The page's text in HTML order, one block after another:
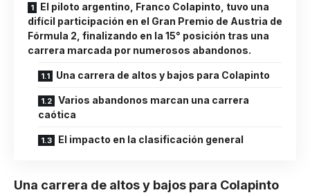
El piloto argentino, Franco Colapinto, tuvo una
difícil participación en el Gran Premio de Austria de
Fórmula 2, finalizando en la 15° posición tras una
carrera marcada por numerosos abandonos.
Una carrera de altos y bajos para Colapinto
Varios abandonos marcan una carrera
caótica
El impacto en la clasificación general
Una carrera de altos y bajos para Colapinto